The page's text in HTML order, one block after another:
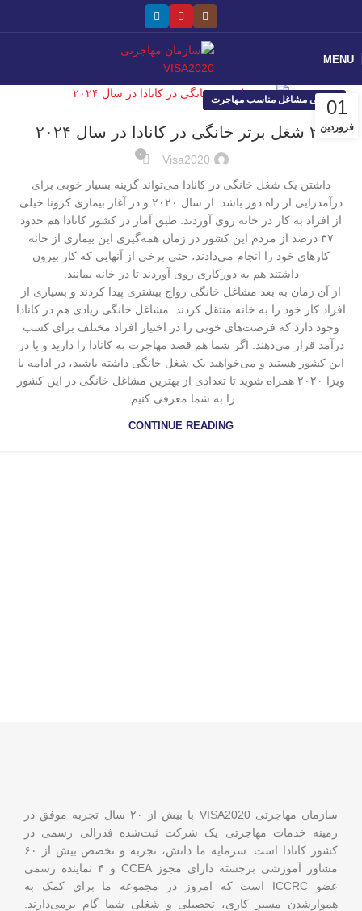
MENU
01
فروردین
معرفی مشاغل مناسب مهاجرت
۲۰ شغل برتر خانگی در کانادا در سال ۲۰۲۴
Visa2020 ۰
داشتن یک شغل خانگی در کانادا می‌تواند گزینه بسیار خوبی برای
درآمدزایی از راه دور باشد. از سال ۲۰۲۰ و در آغاز بیماری کرونا خیلی
از افراد به کار در خانه روی آوردند. طبق آمار در کشور کانادا هم حدود
۳۷ درصد از مردم این کشور در زمان همه‌گیری این بیماری از خانه
کارهای خود را انجام می‌دادند، حتی برخی از آنهایی که کار بیرون
داشتند هم به دورکاری روی آوردند تا در خانه بمانند.
از آن زمان به بعد مشاغل خانگی رواج بیشتری پیدا کردند و بسیاری از
افراد کار خود را به خانه منتقل کردند. مشاغل خانگی زیادی هم در کانادا
وجود دارد که فرصت‌های خوبی را در اختیار افراد مختلف برای کسب
درآمد قرار می‌دهند. اگر شما هم قصد مهاجرت به کانادا را دارید و یا در
این کشور هستید و می‌خواهید یک شغل خانگی داشته باشید، در ادامه با
ویزا ۲۰۲۰ همراه شوید تا تعدادی از بهترین مشاغل خانگی در این کشور
را به شما معرفی کنیم.
CONTINUE READING
سازمان مهاجرتی VISA2020 با بیش از ۲۰ سال تجربه موفق در
زمینه خدمات مهاجرتی یک شرکت ثبت‌شده فدرالی رسمی در
کشور کانادا است. سرمایه ما دانش، تجربه و تخصص بیش از ۶۰
مشاور آموزشی برجسته دارای مجوز CCEA و ۴ نماینده رسمی
عضو ICCRC است که امروز در مجموعه ما برای کمک به
هموارشدن مسیر کاری، تحصیلی و شغلی شما گام برمی‌دارند.